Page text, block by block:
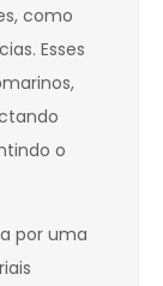
como
Esses
o
por uma